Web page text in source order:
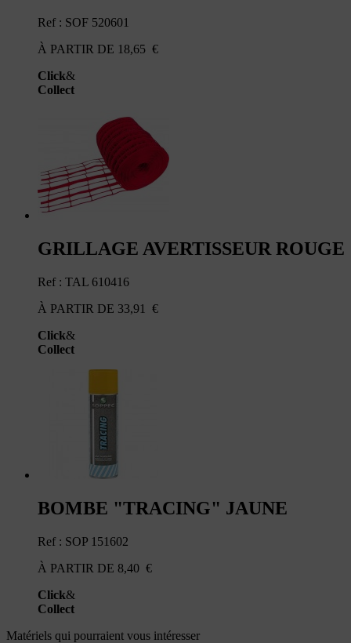
Ref : SOF 520601
À PARTIR DE 18,65 €
Click&
Collect
GRILLAGE AVERTISSEUR ROUGE
Ref : TAL 610416
À PARTIR DE 33,91
€
Click&
Collect
BOMBE "TRACING" JAUNE
Ref : SOP 151602
À PARTIR DE 8,40 €
Click&
Collect
Matériels qui pourraient vous intéresser